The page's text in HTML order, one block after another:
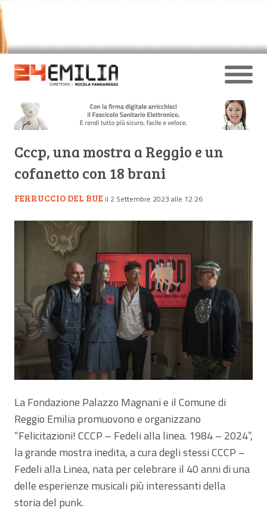
Cccp, una mostra a Reggio e un
cofanetto con 18 brani
FERRUCCIO DEL BUE il 2 Settembre 2023 alle 12:26
La Fondazione Palazzo Magnani e il Comune di
Reggio Emilia promuovono e organizzano
“Felicitazioni! CCCP – Fedeli alla linea. 1984 – 2024”,
la grande mostra inedita, a cura degli stessi CCCP –
Fedeli alla Linea, nata per celebrare il 40 anni di una
delle esperienze musicali più interessanti della
storia del punk.